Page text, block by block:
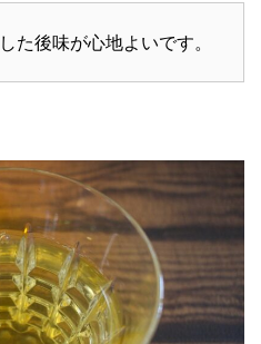
た後味が心地よいです。